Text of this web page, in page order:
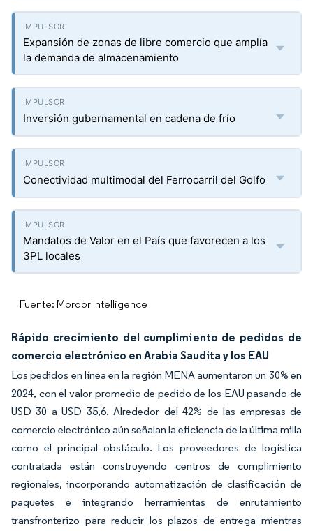
Expansión de zonas de libre comercio que amplía
la demanda de almacenamiento
Inversión gubernamental en cadena de frío
Conectividad multimodal del Ferrocarril del Golfo
Mandatos de Valor en el País que favorecen a los
3PL locales
Fuente: Mordor Intelligence
Rápido crecimiento del cumplimiento de pedidos de
comercio electrónico en Arabia Saudita y los EAU
Los pedidos en línea en la región MENA aumentaron un 30% en
2024, con el valor promedio de pedido de los EAU pasando de
USD 30 a USD 35,6. Alrededor del 42% de las empresas de
comercio electrónico aún señalan la eficiencia de la última milla
como el principal obstáculo. Los proveedores de logística
contratada están construyendo centros de cumplimiento
regionales, incorporando automatización de clasificación de
paquetes e integrando herramientas de enrutamiento
transfronterizo para reducir los plazos de entrega mientras